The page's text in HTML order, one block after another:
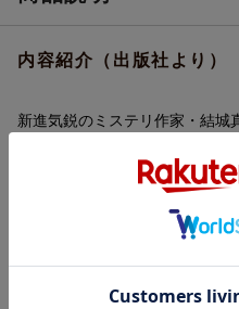
内容紹介（出版社より）
新進気鋭のミステリ作家・結城
あなたは、この問題がとけます
る、5つの算数問題。
あっと驚くどんでん返しの連続
子も夢中になること間違いなし
楽しく読みながら算数力も読解